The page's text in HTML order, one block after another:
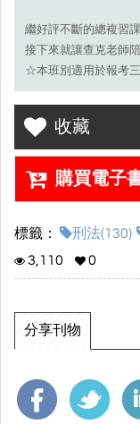
繼好評不斷的總複習
接下來就讓查克老師
☆本班別適用於報考
更多優惠請私訊或電
☎️02-7726-6667/02-
週一到週六10:00-
都有專人為您服務！
收藏
購買電子
標籤： 刑法(130)
3,110
0
分享刊物